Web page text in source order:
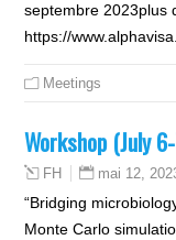
septembre 2023plus
https://
Meetings
Workshop (July
FH mai 12,
“Bridging
Monte Carlo